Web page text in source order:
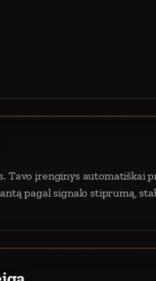
įrenginys automatiškai
pagal signalo stiprumą,